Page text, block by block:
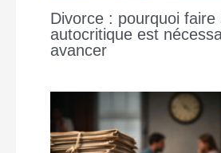
Divorce : pourquoi faire
autocritique est
avancer